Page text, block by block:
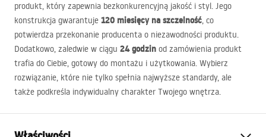
produkt, który zapewnia bezkonkurencyjną jakość i styl. Jego
konstrukcja gwarantuje 120 miesięcy na szczelność, co
potwierdza przekonanie producenta o niezawodności produktu.
Dodatkowo, zaledwie w ciągu 24 godzin od zamówienia produkt
trafia do Ciebie, gotowy do montażu i użytkowania. Wybierz
rozwiązanie, które nie tylko spełnia najwyższe standardy, ale
także podkreśla indywidualny charakter Twojego wnętrza.